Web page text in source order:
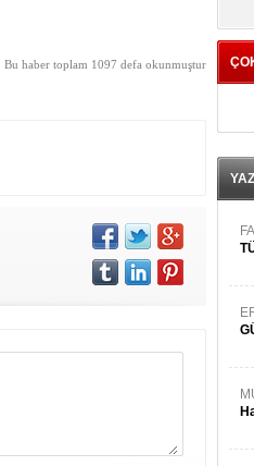
Bu haber toplam 1097 defa okunmuştur